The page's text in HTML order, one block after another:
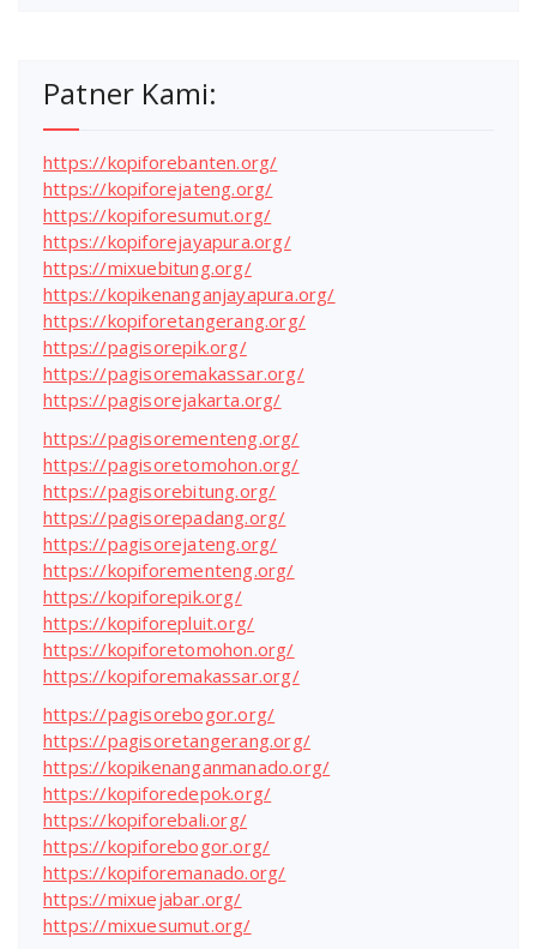
Patner Kami:
https://kopiforebanten.org/
https://kopiforejateng.org/
https://kopiforesumut.org/
https://kopiforejayapura.org/
https://mixuebitung.org/
https://kopikenanganjayapura.org/
https://kopiforetangerang.org/
https://pagisorepik.org/
https://pagisoremakassar.org/
https://pagisorejakarta.org/
https://pagisorementeng.org/
https://pagisoretomohon.org/
https://pagisorebitung.org/
https://pagisorepadang.org/
https://pagisorejateng.org/
https://kopiforementeng.org/
https://kopiforepik.org/
https://kopiforepluit.org/
https://kopiforetomohon.org/
https://kopiforemakassar.org/
https://pagisorebogor.org/
https://pagisoretangerang.org/
https://kopikenanganmanado.org/
https://kopiforedepok.org/
https://kopiforebali.org/
https://kopiforebogor.org/
https://kopiforemanado.org/
https://mixuejabar.org/
https://mixuesumut.org/